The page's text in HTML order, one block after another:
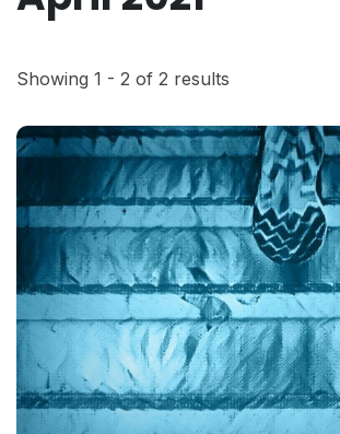
Showing 1 - 2 of 2 results